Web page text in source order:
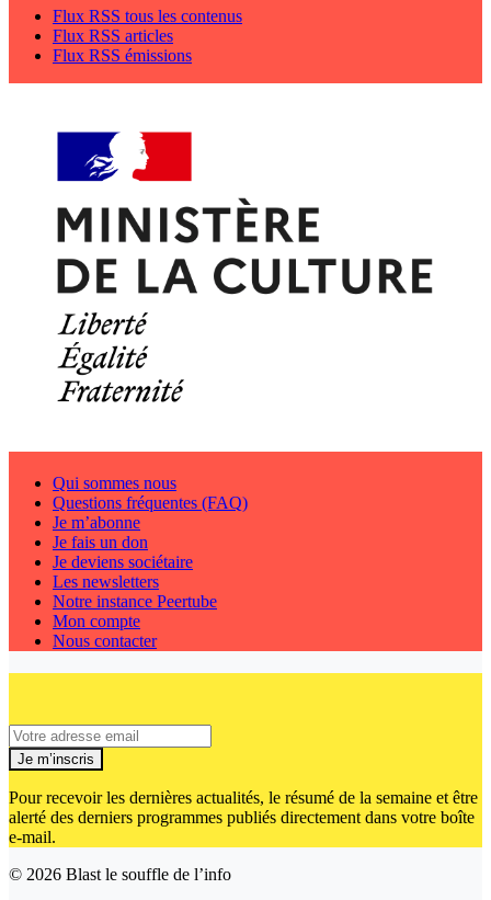
Flux RSS tous les contenus
Flux RSS articles
Flux RSS émissions
Qui sommes nous
Questions fréquentes (FAQ)
Je m’abonne
Je fais un don
Je deviens sociétaire
Les newsletters
Notre instance Peertube
Mon compte
Nous contacter
Je m’inscris
Pour recevoir les dernières actualités, le résumé de la semaine et être
alerté des derniers programmes publiés directement dans votre boîte
e-mail.
© 2026 Blast le souffle de l’info